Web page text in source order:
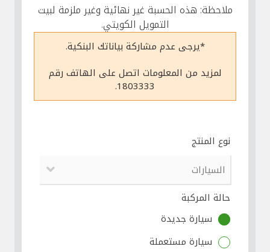
اتصل بنا
مواقع الفروع وأجهزة الصرف الآلي
ألمانيا
تركيا
ماليزيا
مصر
المملكة المتحدة
ملاحظة: هذه الحسبة غير نهائية وغير ملزمة لبيت
التمويل الكويتي.
*يرجى عدم مشاركة بياناتك البنكية.
لمزيد من المعلومات اتصل على الهاتف رقم
1803333.
نوع المنتج
حالة المركبة
سيارة جديدة
سيارة مستعملة